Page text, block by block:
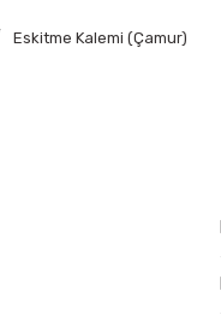
Eskitme Kalemi (Çamur)